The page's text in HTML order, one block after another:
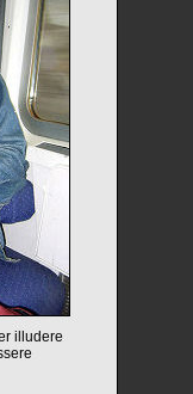
illudere